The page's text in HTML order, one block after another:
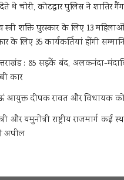
थे चोरी, कोटद्वार पुलिस ने शातिर
स्त्री शक्ति पुरस्कार के लिए 13
के लिए 35 कार्यकर्तियां होंगी
: 85 सड़कें बंद, अलकनंदा-
कार
आयुक्त दीपक रावत और विधायक
और यमुनोत्री राष्ट्रीय राजमार्ग कई
अपील